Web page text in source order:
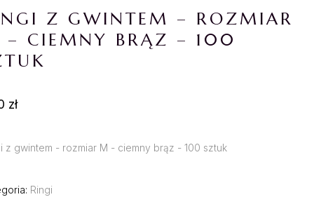
Z GWINTEM – ROZMIAR
– CIEMNY BRĄZ – 100
zł
z gwintem - rozmiar M - ciemny brąz - 100 sztuk
Ringi